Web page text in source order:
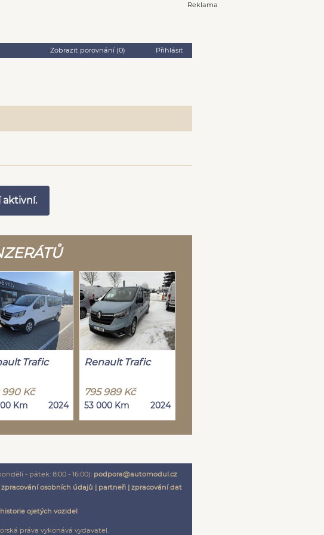
Reklama
Zobrazit porovnání (0) Přihlásit
aktivní.
Trafic
990 Kč
Km 2024
Renault Trafic
795 989 Kč
53 000 Km 2024
- pátek: 8:00 - 16:00): podpora@automodul.cz
zpracování osobních údajů | partneři| zpracování dat
ojetých vozidel
práva vykonává vydavatel.